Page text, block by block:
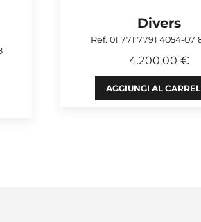
Divers
Ref. 01 771 7791 4054-07
4.200,00 €
AGGIUNGI AL